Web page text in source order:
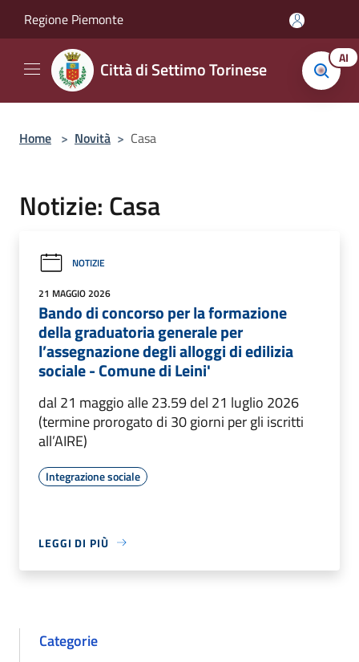
Regione Piemonte
Città di Settimo Torinese AI
Home > Novità > Casa
Notizie: Casa
NOTIZIE
21 MAGGIO 2026
Bando di concorso per la formazione
della graduatoria generale per
l’assegnazione degli alloggi di edilizia
sociale - Comune di Leini'
dal 21 maggio alle 23.59 del 21 luglio 2026
(termine prorogato di 30 giorni per gli iscritti
all’AIRE)
Integrazione sociale
LEGGI DI PIÙ
Categorie